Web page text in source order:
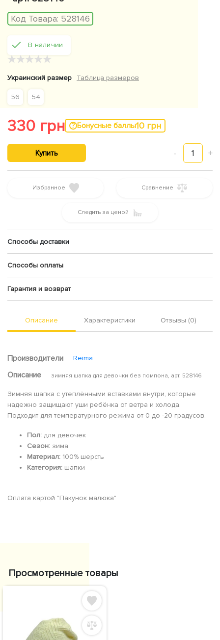
Код Товара: 528146
В наличии
★★★★★
Украинский размер Таблица размеров
56 54
330 грн Бонусные баллы10 грн
- 1 +
Купить
Избранное Сравнение
Следить за ценой
Способы доставки
Способы оплаты
Гарантия и возврат
Описание Характеристики Отзывы (0)
Производители Reima
Описание зимняя шапка для девочки без помпона, арт. 528146
Зимняя шапка с утеплёнными вставками внутри, которые
надежно защищают уши ребёнка от ветра и холода.
Подходит для температурного режима от 0 до -20 градусов.
Пол: для девочек
Сезон: зима
Материал: 100% шерсть
Категория: шапки
Оплата картой "Пакунок малюка"
Просмотренные товары